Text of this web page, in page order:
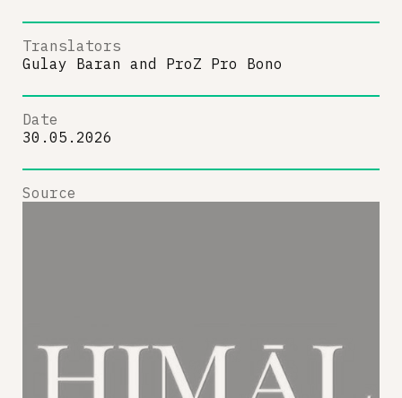
Translators
Gulay Baran and ProZ Pro Bono
Date
30.05.2026
Source